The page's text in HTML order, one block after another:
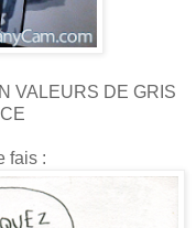
VALEURS DE GRIS
fais :